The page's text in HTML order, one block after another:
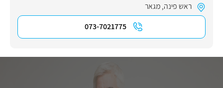
ראש פינה,מגאר
073-7021775